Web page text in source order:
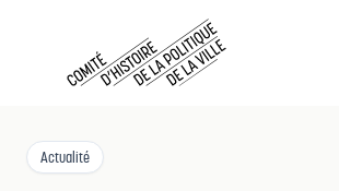
Actualité